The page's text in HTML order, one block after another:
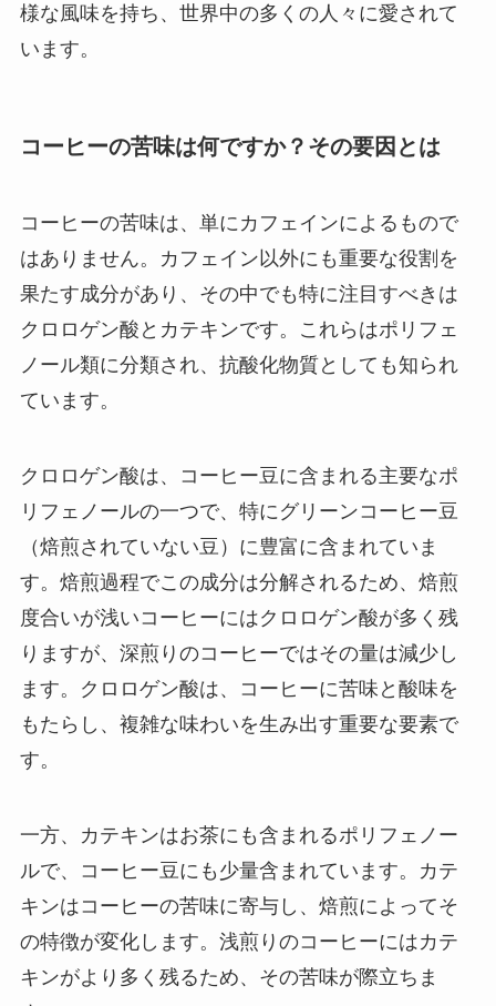
様な風味を持ち、世界中の多くの人々に愛されて
います。
コーヒーの苦味は何ですか？その要因とは
コーヒーの苦味は、単にカフェインによるもので
はありません。カフェイン以外にも重要な役割を
果たす成分があり、その中でも特に注目すべきは
クロロゲン酸とカテキンです。これらはポリフェ
ノール類に分類され、抗酸化物質としても知られ
ています。
クロロゲン酸は、コーヒー豆に含まれる主要なポ
リフェノールの一つで、特にグリーンコーヒー豆
（焙煎されていない豆）に豊富に含まれていま
す。焙煎過程でこの成分は分解されるため、焙煎
度合いが浅いコーヒーにはクロロゲン酸が多く残
りますが、深煎りのコーヒーではその量は減少し
ます。クロロゲン酸は、コーヒーに苦味と酸味を
もたらし、複雑な味わいを生み出す重要な要素で
す。
一方、カテキンはお茶にも含まれるポリフェノー
ルで、コーヒー豆にも少量含まれています。カテ
キンはコーヒーの苦味に寄与し、焙煎によってそ
の特徴が変化します。浅煎りのコーヒーにはカテ
キンがより多く残るため、その苦味が際立ちま